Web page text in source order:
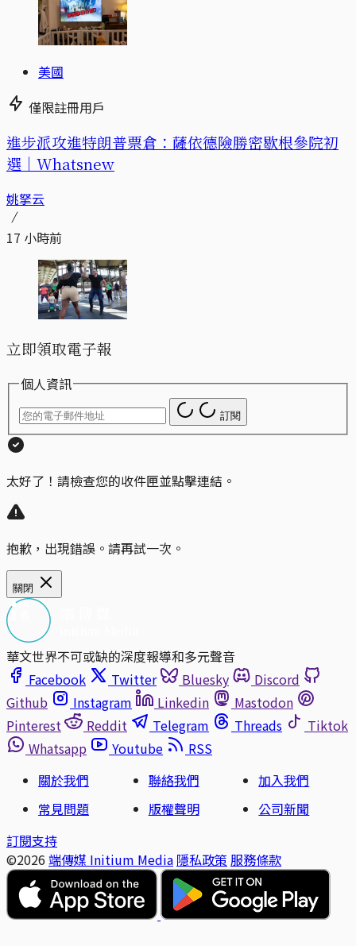
美國
僅限註冊用戶
進步派攻進特朗普票倉：薩依德險勝密歇根參院初
選｜Whatsnew
姚拏云
17 小時前
立即領取電子報
個人資訊
訂閱
太好了！請檢查您的收件匣並點擊連結。
抱歉，出現錯誤。請再試一次。
關閉
華文世界不可或缺的深度報導和多元聲音
Facebook
Twitter Bluesky
Discord
Github
Instagram Linkedin
Mastodon
Pinterest
Reddit Telegram Threads
Tiktok
Whatsapp
Youtube
RSS
關於我們
聯絡我們
加入我們
常見問題
版權聲明
公司新聞
訂閱支持
©2026 端傳媒 Initium Media 隱私政策 服務條款